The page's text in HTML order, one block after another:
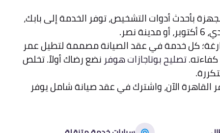
بأحدث أدوات التشخيص، توفر الخدمة إلى بابك،
نصر.
كل خدمة في عقد الصيانة مصممة لتطيل عمر
تصليح بوتاجازات هوفرنضع رضاك أولاً. تخلص
الآن، واشترك في عقد صيانة شامل يوفر